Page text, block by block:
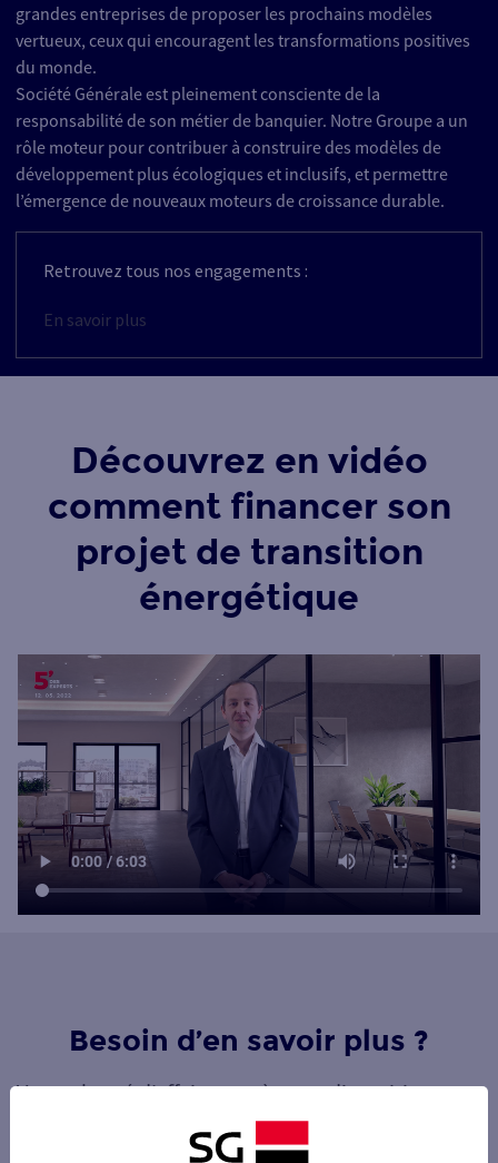
grandes entreprises de proposer les prochains modèles
vertueux, ceux qui encouragent les transformations positives
du monde.
Société Générale est pleinement consciente de la
responsabilité de son métier de banquier. Notre Groupe a un
rôle moteur pour contribuer à construire des modèles de
développement plus écologiques et inclusifs, et permettre
l’émergence de nouveaux moteurs de croissance durable.
Retrouvez tous nos engagements :
En savoir plus
Découvrez en vidéo
comment financer son
projet de transition
énergétique
Besoin d’en savoir plus ?
Votre chargé d’affaires est à votre disposition pour
vous accompagner.